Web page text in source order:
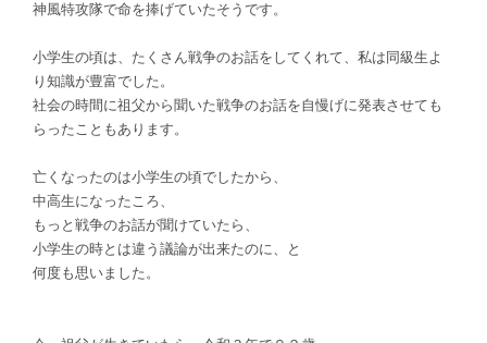
神風特攻隊で命を捧げていたそうです。
小学生の頃は、たくさん戦争のお話をしてくれて、私は同級生よ
り知識が豊富でした。
社会の時間に祖父から聞いた戦争のお話を自慢げに発表させても
らったこともあります。
亡くなったのは小学生の頃でしたから、
中高生になったころ、
もっと戦争のお話が聞けていたら、
小学生の時とは違う議論が出来たのに、と
何度も思いました。